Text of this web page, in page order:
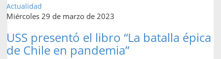
Actualidad
Miércoles 29 de marzo de 2023
USS presentó el libro “La batalla épica
de Chile en pandemia”